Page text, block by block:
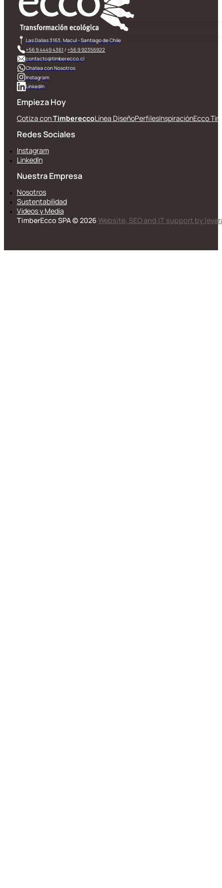
Las Dalias 3163, Macul - Santiago de Chile
+56 9 4449 4361 /+56 9 92356922
contacto@timberecco.cl
Chatea con Nosotros
Instagram
LinkedIn
Empieza Hoy
Cotiza conTimbereccoLínea DiseñoPerfilesInspiraciónEcco
Redes Sociales
Instagram
LinkedIn
Nuestra Empresa
Nosotros
Sustentabilidad
Videos y Media
TimberEcco SPA © 2026 Website, SEO and IT support by